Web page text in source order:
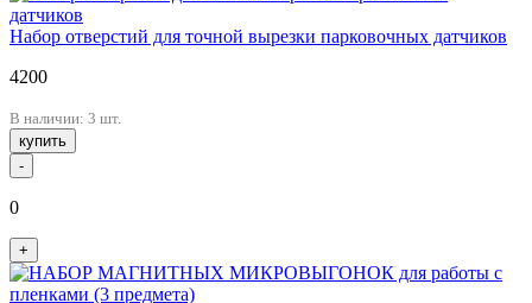
Набор отверстий для точной вырезки парковочных датчиков
4200
В наличии: 3 шт.
купить
-
0
+